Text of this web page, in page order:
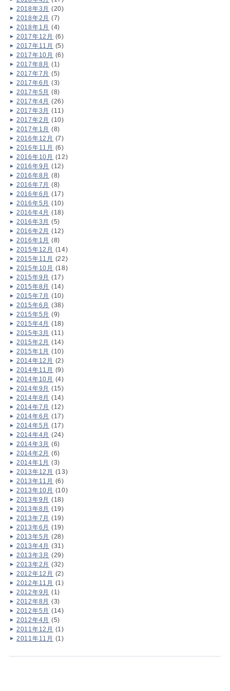
2018年3月 (20)
2018年2月 (7)
2018年1月 (4)
2017年12月 (6)
2017年11月 (5)
2017年10月 (6)
2017年8月 (1)
2017年7月 (5)
2017年6月 (3)
2017年5月 (8)
2017年4月 (26)
2017年3月 (11)
2017年2月 (10)
2017年1月 (8)
2016年12月 (7)
2016年11月 (6)
2016年10月 (12)
2016年9月 (12)
2016年8月 (8)
2016年7月 (8)
2016年6月 (17)
2016年5月 (10)
2016年4月 (18)
2016年3月 (5)
2016年2月 (12)
2016年1月 (8)
2015年12月 (14)
2015年11月 (22)
2015年10月 (18)
2015年9月 (17)
2015年8月 (14)
2015年7月 (10)
2015年6月 (38)
2015年5月 (9)
2015年4月 (18)
2015年3月 (11)
2015年2月 (14)
2015年1月 (10)
2014年12月 (2)
2014年11月 (9)
2014年10月 (4)
2014年9月 (15)
2014年8月 (14)
2014年7月 (12)
2014年6月 (17)
2014年5月 (17)
2014年4月 (24)
2014年3月 (6)
2014年2月 (6)
2014年1月 (3)
2013年12月 (13)
2013年11月 (6)
2013年10月 (10)
2013年9月 (18)
2013年8月 (19)
2013年7月 (19)
2013年6月 (19)
2013年5月 (28)
2013年4月 (31)
2013年3月 (29)
2013年2月 (32)
2012年12月 (2)
2012年11月 (1)
2012年9月 (1)
2012年8月 (3)
2012年5月 (14)
2012年4月 (5)
2011年12月 (1)
2011年11月 (1)